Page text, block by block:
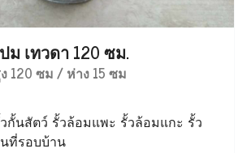
เทวดา 120 ซม.
120 ซม / ห่าง 15 ซม
กั้นสัตว์ รั้วล้อมแพะ รั้วล้อมแกะ รั้ว
ที่รอบบ้าน